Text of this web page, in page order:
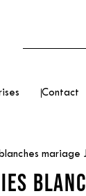
Contact
mariage